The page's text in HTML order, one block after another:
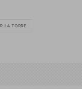
LA TORRE